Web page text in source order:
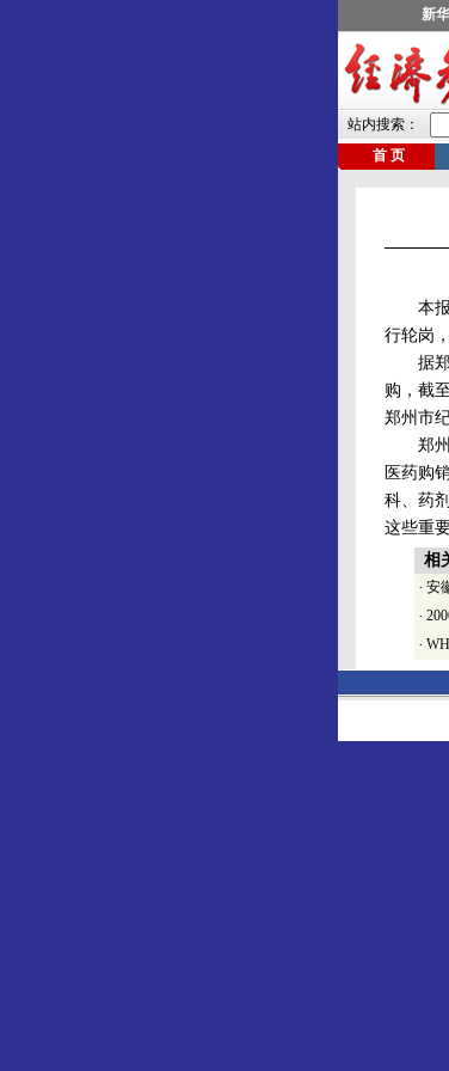
本报郑
行轮岗
据郑州
购，截
郑州市
郑州市
医药购
科、药
这些重
相
· 安
·
·